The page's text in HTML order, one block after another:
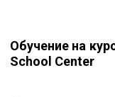
Обучение на
School Center